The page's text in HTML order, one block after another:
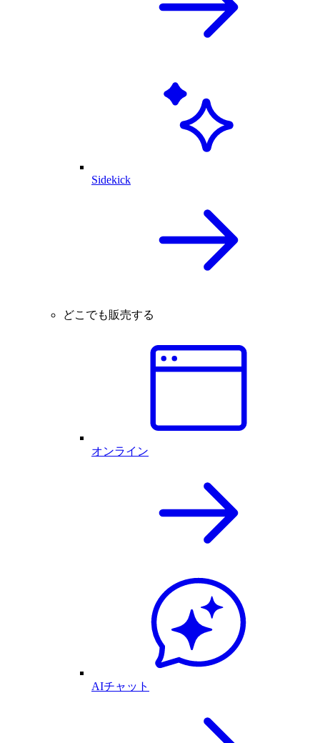
Sidekick
どこでも販売する
オンライン
AIチャット